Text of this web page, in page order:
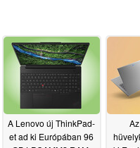
A Lenovo új ThinkPad-
et ad ki Európában 96